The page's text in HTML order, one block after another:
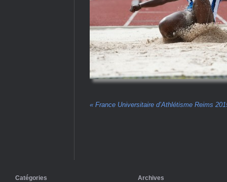
« France Universitaire d’Athlétisme Reims
Catégories Archives